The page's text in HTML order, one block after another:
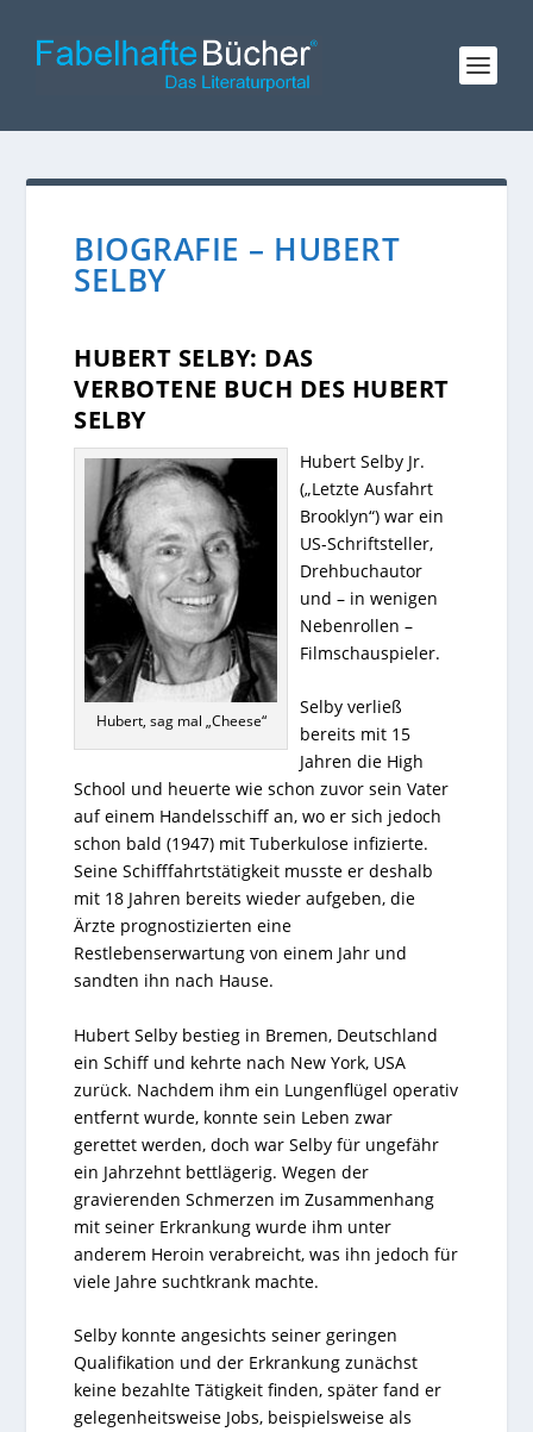
BIOGRAFIE – HUBERT
SELBY
HUBERT SELBY: DAS
VERBOTENE BUCH DES HUBERT
SELBY
Hubert, sag mal „Cheese“
Hubert Selby Jr.
(„Letzte Ausfahrt
Brooklyn“) war ein
US-Schriftsteller,
Drehbuchautor
und – in wenigen
Nebenrollen –
Filmschauspieler.
Selby verließ
bereits mit 15
Jahren die High
School und heuerte wie schon zuvor sein Vater
auf einem Handelsschiff an, wo er sich jedoch
schon bald (1947) mit Tuberkulose infizierte.
Seine Schifffahrtstätigkeit musste er deshalb
mit 18 Jahren bereits wieder aufgeben, die
Ärzte prognostizierten eine
Restlebenserwartung von einem Jahr und
sandten ihn nach Hause.
Hubert Selby bestieg in Bremen, Deutschland
ein Schiff und kehrte nach New York, USA
zurück. Nachdem ihm ein Lungenflügel operativ
entfernt wurde, konnte sein Leben zwar
gerettet werden, doch war Selby für ungefähr
ein Jahrzehnt bettlägerig. Wegen der
gravierenden Schmerzen im Zusammenhang
mit seiner Erkrankung wurde ihm unter
anderem Heroin verabreicht, was ihn jedoch für
viele Jahre suchtkrank machte.
Selby konnte angesichts seiner geringen
Qualifikation und der Erkrankung zunächst
keine bezahlte Tätigkeit finden, später fand er
gelegenheitsweise Jobs, beispielsweise als